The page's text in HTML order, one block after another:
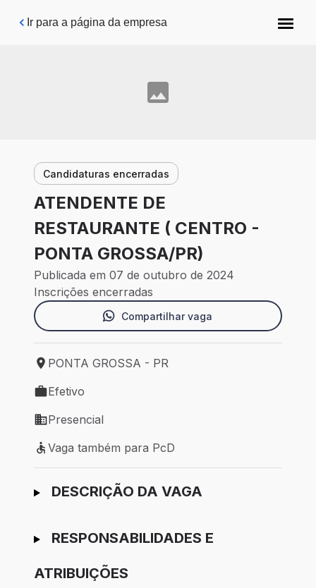
Pular para o conteúdo principal
Ir para a página da empresa
Candidaturas encerradas
ATENDENTE DE
RESTAURANTE ( CENTRO -
PONTA GROSSA/PR)
Publicada em 07 de outubro de 2024
Inscrições encerradas
Compartilhar vaga
Local de trabalho: PONTA GROSSA - PR
PONTA GROSSA - PR
Tipo de vaga: Efetivo
Efetivo
Modelo de trabalho: Presencial
Presencial
Vaga também para PcD
Vaga também para PcD
Ir para candidatura
DESCRIÇÃO DA VAGA
RESPONSABILIDADES E
ATRIBUIÇÕES